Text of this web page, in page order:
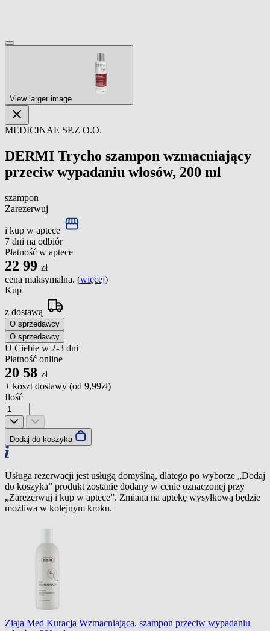
View larger image
MEDICINAE SP.Z O.O.
DERMI Trycho szampon wzmacniający
przeciw wypadaniu włosów, 200 ml
szampon
Zarezerwuj
i kup w aptece
7 dni na odbiór
Płatność w aptece
22 99 zł
cena maksymalna. (więcej)
Kup
z dostawą
O sprzedawcy
O sprzedawcy
U Ciebie w 2-3 dni
Płatność online
20 58 zł
+ koszt dostawy (od 9,99zł)
Ilość
Dodaj do koszyka
Usługa rezerwacji jest usługą domyślną, dlatego po wyborze „Dodaj
do koszyka” produkt zostanie dodany w cenie oznaczonej przy
„Zarezerwuj i kup w aptece”. Zmiana na aptekę wysyłkową będzie
możliwa w kolejnym kroku.
Ziaja Med Kuracja Wzmacniająca, szampon przeciw wypadaniu